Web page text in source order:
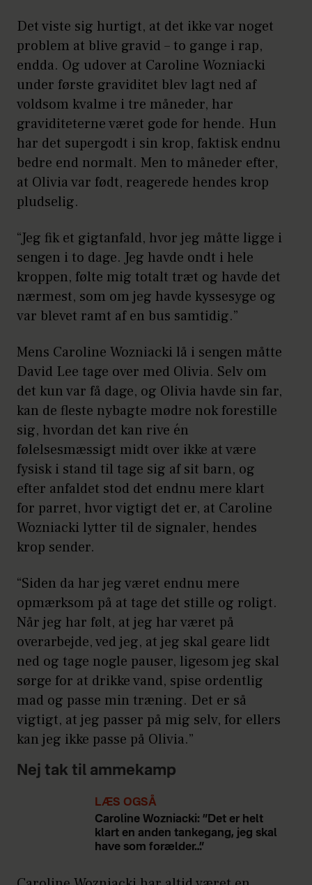
Det viste sig hurtigt, at det ikke var noget
problem at blive gravid – to gange i rap,
endda. Og udover at Caroline Wozniacki
under første graviditet blev lagt ned af
voldsom kvalme i tre måneder, har
graviditeterne været gode for hende. Hun
har det supergodt i sin krop, faktisk endnu
bedre end normalt. Men to måneder efter,
at Olivia var født, reagerede hendes krop
pludselig.
“Jeg fik et gigtanfald, hvor jeg måtte ligge i
sengen i to dage. Jeg havde ondt i hele
kroppen, følte mig totalt træt og havde det
nærmest, som om jeg havde kyssesyge og
var blevet ramt af en bus samtidig.”
Mens Caroline Wozniacki lå i sengen måtte
David Lee tage over med Olivia. Selv om
det kun var få dage, og Olivia havde sin far,
kan de fleste nybagte mødre nok forestille
sig, hvordan det kan rive én
følelsesmæssigt midt over ikke at være
fysisk i stand til tage sig af sit barn, og
efter anfaldet stod det endnu mere klart
for parret, hvor vigtigt det er, at Caroline
Wozniacki lytter til de signaler, hendes
krop sender.
“Siden da har jeg været endnu mere
opmærksom på at tage det stille og roligt.
Når jeg har følt, at jeg har været på
overarbejde, ved jeg, at jeg skal geare lidt
ned og tage nogle pauser, ligesom jeg skal
sørge for at drikke vand, spise ordentlig
mad og passe min træning. Det er så
vigtigt, at jeg passer på mig selv, for ellers
kan jeg ikke passe på Olivia.”
Nej tak til ammekamp
LÆS OGSÅ
Caroline Wozniacki: ”Det er helt
klart en anden tankegang, jeg skal
have som forælder…”